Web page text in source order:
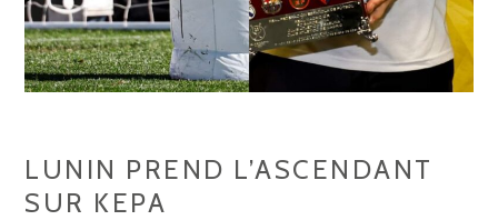
LUNIN PREND L’ASCENDANT
SUR KEPA